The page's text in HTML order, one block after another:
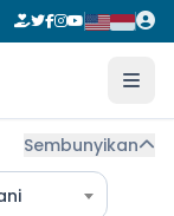
Sembunyikan